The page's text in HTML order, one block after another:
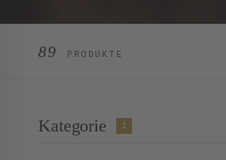
89 PRODUKTE
Kategorie 1